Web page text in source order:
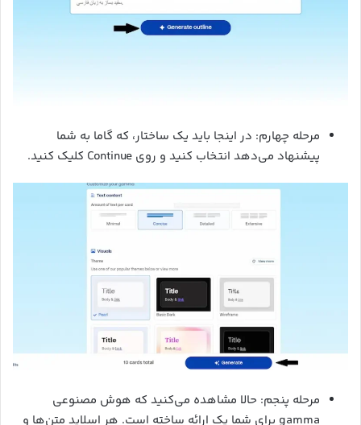
مرحله چهارم: در اینجا باید یک ساختار، که گاما به شما
پیشنهاد می‌دهد انتخاب کنید و روی Continue کلیک کنید.
مرحله پنجم: حالا مشاهده می‌کنید که هوش مصنوعی
gamma برای شما یک ارائه ساخته است. هر اسلاید متن‌ها و